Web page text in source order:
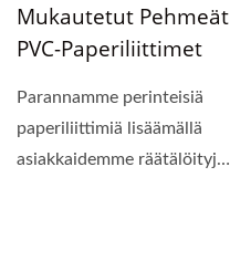
Mukautetut Pehmeät
PVC-Paperiliittimet
Parannamme perinteisiä
paperiliittimiä lisäämällä
asiakkaidemme räätälöityjä